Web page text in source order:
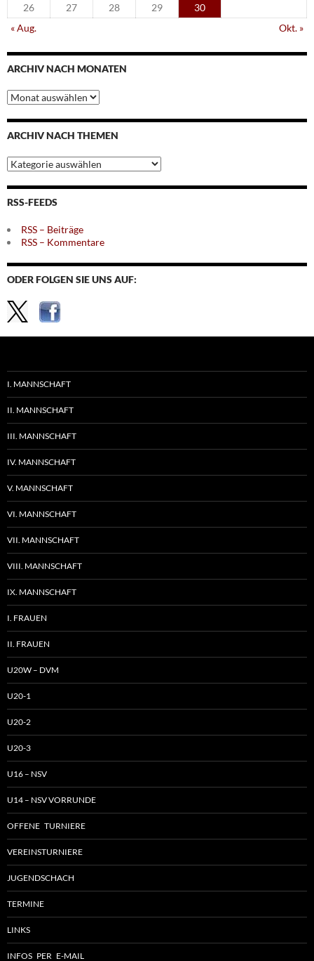
26
27 28 29
30
« Aug.
Okt. »
ARCHIV NACH MONATEN
Archiv
nach
Monaten
ARCHIV NACH THEMEN
Archiv
nach
Themen
RSS-FEEDS
RSS – Beiträge
RSS – Kommentare
ODER FOLGEN SIE UNS AUF:
I. MANNSCHAFT
II. MANNSCHAFT
III. MANNSCHAFT
IV. MANNSCHAFT
V. MANNSCHAFT
VI. MANNSCHAFT
VII. MANNSCHAFT
VIII. MANNSCHAFT
IX. MANNSCHAFT
I. FRAUEN
II. FRAUEN
U20W – DVM
U20-1
U20-2
U20-3
U16 – NSV
U14 – NSV VORRUNDE
OFFENE TURNIERE
VEREINSTURNIERE
JUGENDSCHACH
TERMINE
LINKS
INFOS PER E-MAIL